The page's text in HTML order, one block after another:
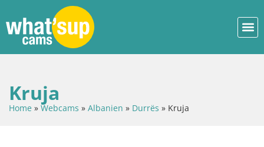
Kruja
Home » Webcams » Albanien » Durrës » Kruja